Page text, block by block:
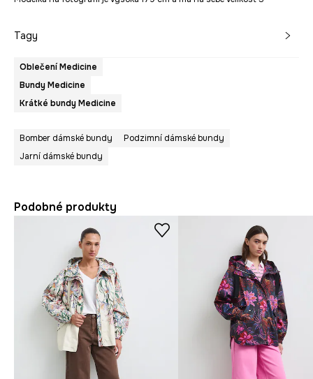
Tagy
Oblečení Medicine
Bundy Medicine
Krátké bundy Medicine
Bomber dámské bundy
Podzimní dámské bundy
Jarní dámské bundy
Podobné produkty